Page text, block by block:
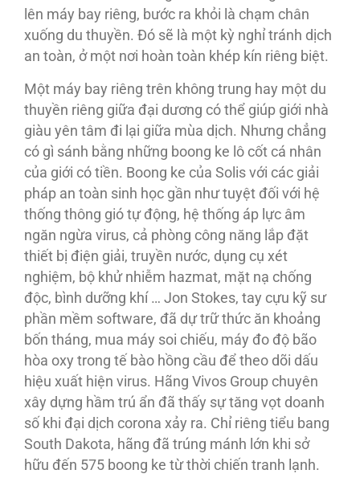
lên máy bay riêng, bước ra khỏi là chạm chân
xuống du thuyền. Ðó sẽ là một kỳ nghỉ tránh dịch
an toàn, ở một nơi hoàn toàn khép kín riêng biệt.
Một máy bay riêng trên không trung hay một du
thuyền riêng giữa đại dương có thể giúp giới nhà
giàu yên tâm đi lại giữa mùa dịch. Nhưng chẳng
có gì sánh bằng những boong ke lô cốt cá nhân
của giới có tiền. Boong ke của Solis với các giải
pháp an toàn sinh học gần như tuyệt đối với hệ
thống thông gió tự động, hệ thống áp lực âm
ngăn ngừa virus, cả phòng công năng lắp đặt
thiết bị điện giải, truyền nước, dụng cụ xét
nghiệm, bộ khử nhiễm hazmat, mặt nạ chống
độc, bình dưỡng khí … Jon Stokes, tay cựu kỹ sư
phần mềm software, đã dự trữ thức ăn khoảng
bốn tháng, mua máy soi chiếu, máy đo độ bão
hòa oxy trong tế bào hồng cầu để theo dõi dấu
hiệu xuất hiện virus. Hãng Vivos Group chuyên
xây dựng hầm trú ẩn đã thấy sự tăng vọt doanh
số khi đại dịch corona xảy ra. Chỉ riêng tiểu bang
South Dakota, hãng đã trúng mánh lớn khi sở
hữu đến 575 boong ke từ thời chiến tranh lạnh.